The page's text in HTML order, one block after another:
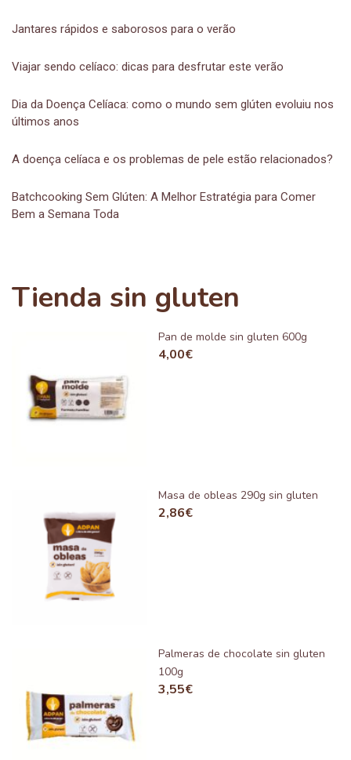
Jantares rápidos e saborosos para o verão
Viajar sendo celíaco: dicas para desfrutar este verão
Dia da Doença Celíaca: como o mundo sem glúten evoluiu nos
últimos anos
A doença celíaca e os problemas de pele estão relacionados?
Batchcooking Sem Glúten: A Melhor Estratégia para Comer
Bem a Semana Toda
Tienda sin gluten
Pan de molde sin gluten 600g
4,00€
Masa de obleas 290g sin gluten
2,86€
Palmeras de chocolate sin gluten
100g
3,55€